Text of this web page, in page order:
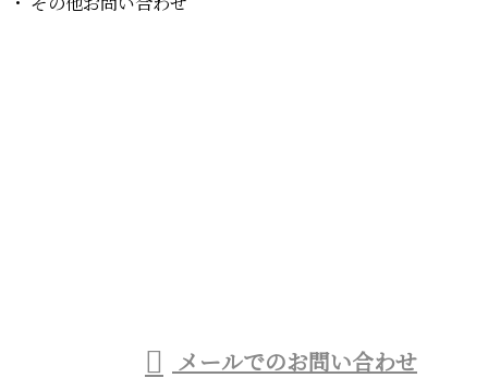
メールでのお問い合わせ